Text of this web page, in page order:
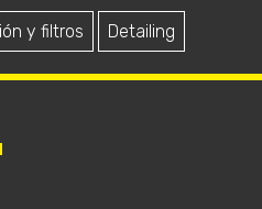
y filtros Detailing